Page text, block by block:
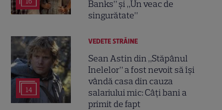
Banks” și „Un veac de
singurătate”
14
VEDETE STRĂINE
Sean Astin din „Stăpânul
Inelelor” a fost nevoit să își
vândă casa din cauza
salariului mic: Câți bani a
primit de fapt